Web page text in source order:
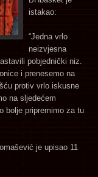
istakao:
“Jedna vrlo
neizvjesna
pobjednički niz.
i prenesemo na
protiv vrlo iskusne
na sljedećem
bolje pripremimo za tu
je upisao 11